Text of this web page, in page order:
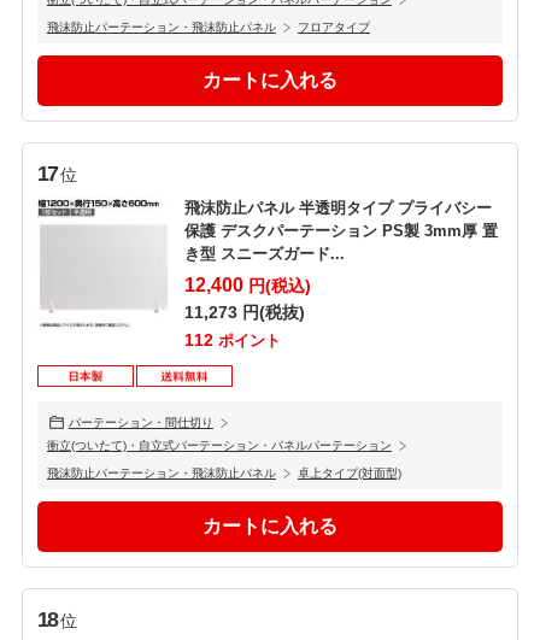
飛沫防止パーテーション・飛沫防止パネル フロアタイプ
17位
飛沫防止パネル 半透明タイプ プライバシー
保護 デスクパーテーション PS製 3mm厚 置
き型 スニーズガード...
12,400円(税込)
11,273円(税抜)
112 ポイント
パーテーション・間仕切り
衝立(ついたて)・自立式パーテーション・パネルパーテーション
飛沫防止パーテーション・飛沫防止パネル 卓上タイプ(対面型)
18位